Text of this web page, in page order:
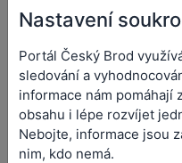
Místní
Pes
Místní poplatek
Odpad
Nastavení
Portál Český Brod
sledování a
informace nám pomáhají
obsahu i lépe rozvíjet
Nebojte, informace jsou
nim, kdo nemá.